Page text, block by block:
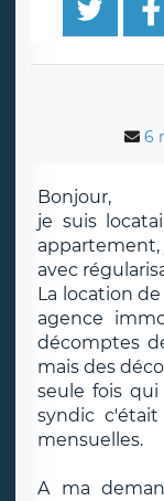
6
Bonjour,
je suis
avec
La location
agence
décomptes
mais des
seule fois
syndic
mensuelles.
A ma